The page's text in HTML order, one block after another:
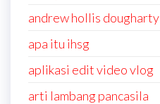
andrew hollis dougharty
apa itu ihsg
aplikasi edit video vlog
arti lambang pancasila